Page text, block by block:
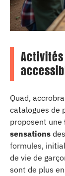
Quad,
catalogues de
proposent une
sensations
formules,
de vie de
sont de plus